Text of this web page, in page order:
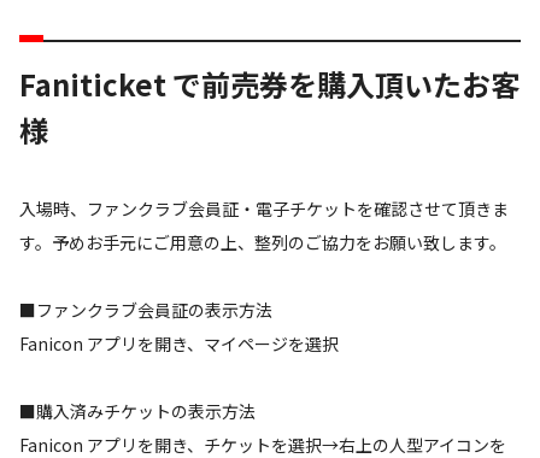
Faniticket で前売券を購入頂いたお客
様
入場時、ファンクラブ会員証・電子チケットを確認させて頂きま
す。予めお手元にご用意の上、整列のご協力をお願い致します。
■ファンクラブ会員証の表示方法
Fanicon アプリを開き、マイページを選択
■購入済みチケットの表示方法
Fanicon アプリを開き、チケットを選択→右上の人型アイコンを